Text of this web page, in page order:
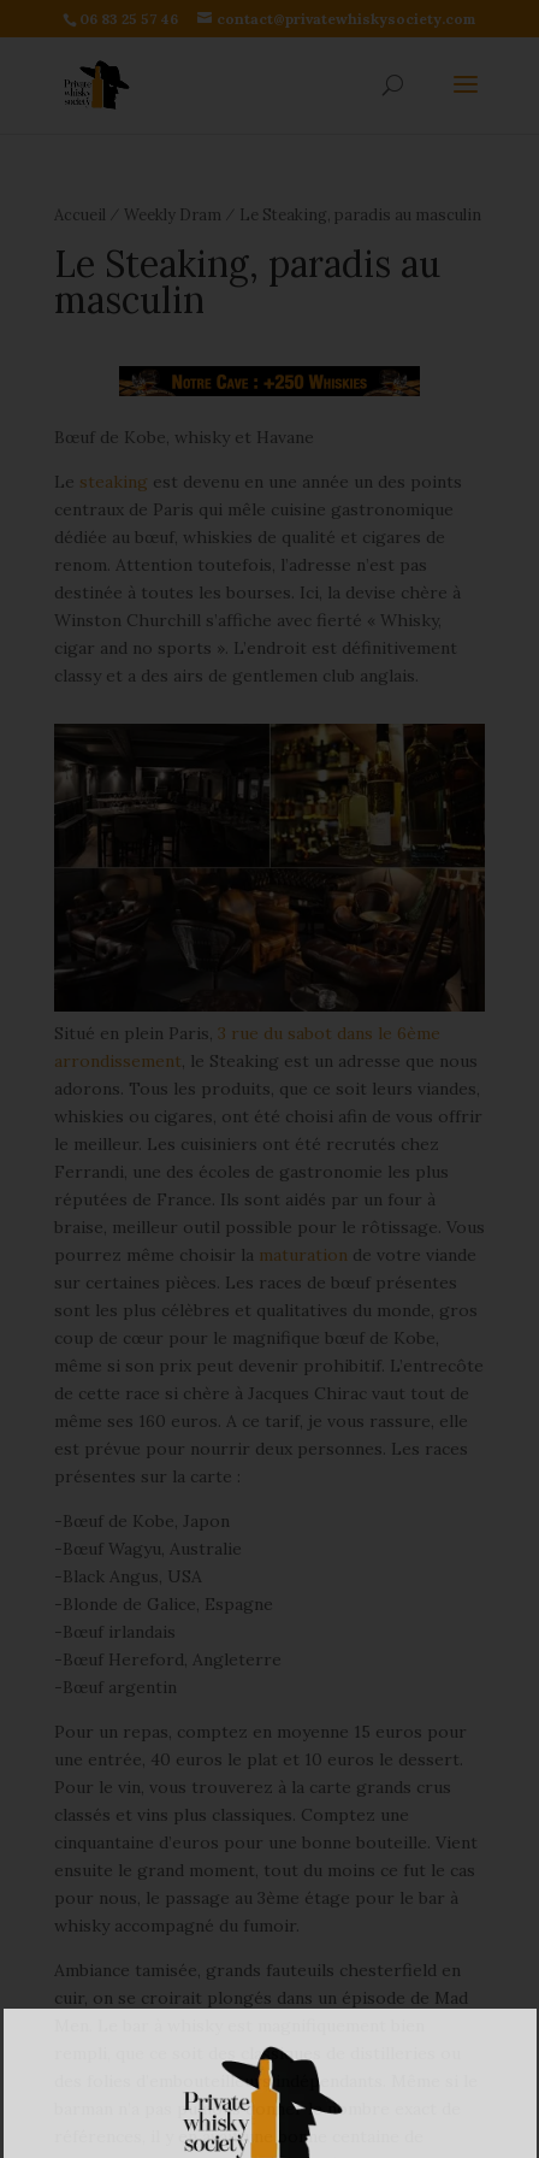
06 83 25 57 46 contact@privatewhiskysociety.com
Accueil Weekly Dram Le Steaking, paradis au masculin
Le Steaking, paradis au
masculin
Bœuf de Kobe, whisky et Havane
Le steaking est devenu en une année un des points
centraux de Paris qui mêle cuisine gastronomique
dédiée au bœuf, whiskies de qualité et cigares de
renom. Attention toutefois, l’adresse n’est pas
destinée à toutes les bourses. Ici, la devise chère à
Winston Churchill s’affiche avec fierté « Whisky,
cigar and no sports ». L’endroit est définitivement
classy et a des airs de gentlemen club anglais.
Situé en plein Paris, 3 rue du sabot dans le 6ème
arrondissement, le Steaking est un adresse que nous
adorons. Tous les produits, que ce soit leurs viandes,
whiskies ou cigares, ont été choisi afin de vous offrir
le meilleur. Les cuisiniers ont été recrutés chez
Ferrandi, une des écoles de gastronomie les plus
réputées de France. Ils sont aidés par un four à
braise, meilleur outil possible pour le rôtissage. Vous
pourrez même choisir la maturation de votre viande
sur certaines pièces. Les races de bœuf présentes
sont les plus célèbres et qualitatives du monde, gros
coup de cœur pour le magnifique bœuf de Kobe,
même si son prix peut devenir prohibitif. L’entrecôte
de cette race si chère à Jacques Chirac vaut tout de
même ses 160 euros. A ce tarif, je vous rassure, elle
est prévue pour nourrir deux personnes. Les races
présentes sur la carte :
-Bœuf de Kobe, Japon
-Bœuf Wagyu, Australie
-Black Angus, USA
-Blonde de Galice, Espagne
-Bœuf irlandais
-Bœuf Hereford, Angleterre
-Bœuf argentin
Pour un repas, comptez en moyenne 15 euros pour
une entrée, 40 euros le plat et 10 euros le dessert.
Pour le vin, vous trouverez à la carte grands crus
classés et vins plus classiques. Comptez une
cinquantaine d’euros pour une bonne bouteille. Vient
ensuite le grand moment, tout du moins ce fut le cas
pour nous, le passage au 3ème étage pour le bar à
whisky accompagné du fumoir.
Ambiance tamisée, grands fauteuils chesterfield en
cuir, on se croirait plongés dans un épisode de Mad
rempli, que ce soit des classiques de distilleries ou
des folies d’embouteilleurs indépendants. Même si le
barman n’a pas pu nous donner le nombre exact de
références, il y en avait une bonne centaine de